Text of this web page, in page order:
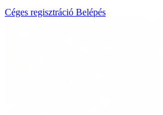
Céges regisztráció Belépés